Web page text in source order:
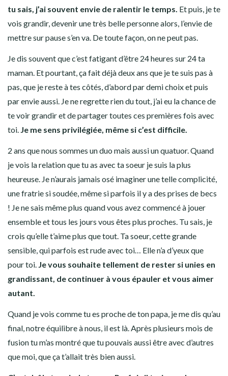
tu sais, j’ai souvent envie de ralentir le temps. Et puis, je te
vois grandir, devenir une très belle personne alors, l’envie de
mettre sur pause s’en va. De toute façon, on ne peut pas.
Je dis souvent que c’est fatigant d’être 24 heures sur 24 ta
maman. Et pourtant, ça fait déjà deux ans que je te suis pas à
pas, que je reste à tes côtés, d’abord par demi choix et puis
par envie aussi. Je ne regrette rien du tout, j’ai eu la chance de
te voir grandir et de partager toutes ces premières fois avec
toi. Je me sens privilégiée, même si c’est difficile.
2 ans que nous sommes un duo mais aussi un quatuor. Quand
je vois la relation que tu as avec ta soeur je suis la plus
heureuse. Je n’aurais jamais osé imaginer une telle complicité,
une fratrie si soudée, même si parfois il y a des prises de becs
! Je ne sais même plus quand vous avez commencé à jouer
ensemble et tous les jours vous êtes plus proches. Tu sais, je
crois qu’elle t’aime plus que tout. Ta soeur, cette grande
sensible, qui parfois est rude avec toi… Elle n’a d’yeux que
pour toi. Je vous souhaite tellement de rester si unies en
grandissant, de continuer à vous épauler et vous aimer
autant.
Quand je vois comme tu es proche de ton papa, je me dis qu’au
final, notre équilibre à nous, il est là. Après plusieurs mois de
fusion tu m’as montré que tu pouvais aussi être avec d’autres
que moi, que ça t’allait très bien aussi.